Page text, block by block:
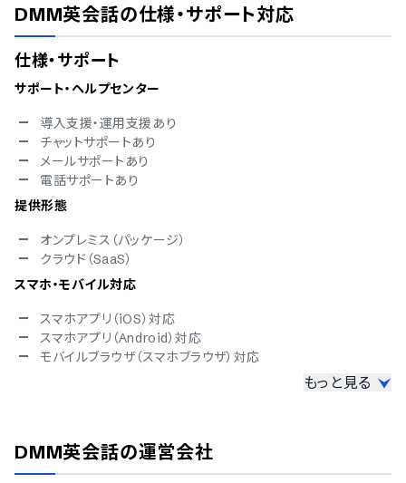
DMM英会話の仕様・サポート対応
仕様・サポート
サポート・ヘルプセンター
導入支援・運用支援あり
チャットサポートあり
メールサポートあり
電話サポートあり
提供形態
オンプレミス（パッケージ）
クラウド（SaaS）
スマホ・モバイル対応
スマホアプリ（iOS）対応
スマホアプリ（Android）対応
モバイルブラウザ（スマホブラウザ）対応
冗長化
通信の暗号化
もっと見る
DMM英会話の運営会社